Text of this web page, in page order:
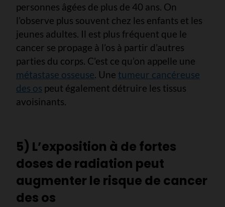
personnes âgées de plus de 40 ans. On
l’observe plus souvent chez les enfants et les
jeunes adultes. Il est plus fréquent que le
cancer se propage à l’os à partir d’autres
parties du corps. C’est ce qu’on appelle une
métastase osseuse. Une tumeur cancéreuse
des os peut également détruire les tissus
avoisinants.
5) L’exposition à de fortes
doses de radiation peut
augmenter le risque de cancer
des os